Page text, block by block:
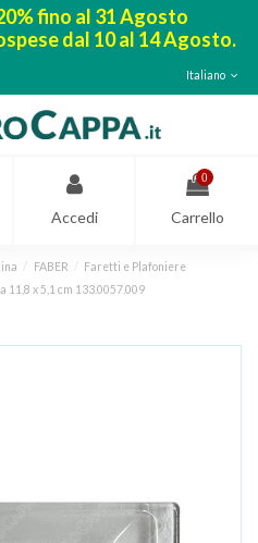
fino al 31 Agosto
dal 10 al 14 Agosto.
Italiano
Accedi
0
Carrello
FABER
Faretti e Plafoniere
x 5,1 cm 133.0057.009